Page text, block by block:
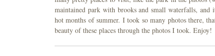
maintained park with brooks and small waterfalls,
hot months of summer. I took so many photos there,
beauty of these places through the photos I took. Enjoy!